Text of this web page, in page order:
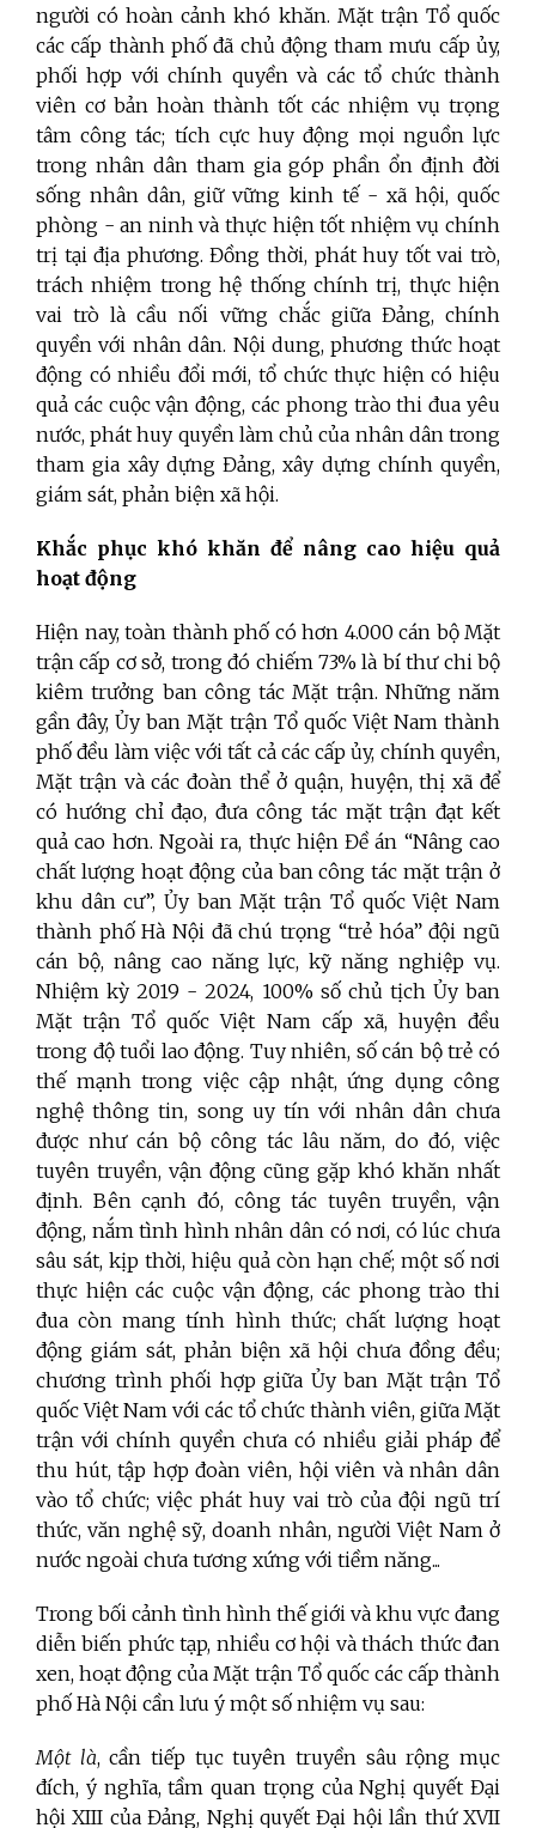
người có hoàn cảnh khó khăn. Mặt trận Tổ quốc
các cấp thành phố đã chủ động tham mưu cấp ủy,
phối hợp với chính quyền và các tổ chức thành
viên cơ bản hoàn thành tốt các nhiệm vụ trọng
tâm công tác; tích cực huy động mọi nguồn lực
trong nhân dân tham gia góp phần ổn định đời
sống nhân dân, giữ vững kinh tế - xã hội, quốc
phòng - an ninh và thực hiện tốt nhiệm vụ chính
trị tại địa phương. Đồng thời, phát huy tốt vai trò,
trách nhiệm trong hệ thống chính trị, thực hiện
vai trò là cầu nối vững chắc giữa Đảng, chính
quyền với nhân dân. Nội dung, phương thức hoạt
động có nhiều đổi mới, tổ chức thực hiện có hiệu
quả các cuộc vận động, các phong trào thi đua yêu
nước, phát huy quyền làm chủ của nhân dân trong
tham gia xây dựng Đảng, xây dựng chính quyền,
giám sát, phản biện xã hội.
Khắc phục khó khăn để nâng cao hiệu quả
hoạt động
Hiện nay, toàn thành phố có hơn 4.000 cán bộ Mặt
trận cấp cơ sở, trong đó chiếm 73% là bí thư chi bộ
kiêm trưởng ban công tác Mặt trận. Những năm
gần đây, Ủy ban Mặt trận Tổ quốc Việt Nam thành
phố đều làm việc với tất cả các cấp ủy, chính quyền,
Mặt trận và các đoàn thể ở quận, huyện, thị xã để
có hướng chỉ đạo, đưa công tác mặt trận đạt kết
quả cao hơn. Ngoài ra, thực hiện Đề án “Nâng cao
chất lượng hoạt động của ban công tác mặt trận ở
khu dân cư”, Ủy ban Mặt trận Tổ quốc Việt Nam
thành phố Hà Nội đã chú trọng “trẻ hóa” đội ngũ
cán bộ, nâng cao năng lực, kỹ năng nghiệp vụ.
Nhiệm kỳ 2019 - 2024, 100% số chủ tịch Ủy ban
Mặt trận Tổ quốc Việt Nam cấp xã, huyện đều
trong độ tuổi lao động. Tuy nhiên, số cán bộ trẻ có
thế mạnh trong việc cập nhật, ứng dụng công
nghệ thông tin, song uy tín với nhân dân chưa
được như cán bộ công tác lâu năm, do đó, việc
tuyên truyền, vận động cũng gặp khó khăn nhất
định. Bên cạnh đó, công tác tuyên truyền, vận
động, nắm tình hình nhân dân có nơi, có lúc chưa
sâu sát, kịp thời, hiệu quả còn hạn chế; một số nơi
thực hiện các cuộc vận động, các phong trào thi
đua còn mang tính hình thức; chất lượng hoạt
động giám sát, phản biện xã hội chưa đồng đều;
chương trình phối hợp giữa Ủy ban Mặt trận Tổ
quốc Việt Nam với các tổ chức thành viên, giữa Mặt
trận với chính quyền chưa có nhiều giải pháp để
thu hút, tập hợp đoàn viên, hội viên và nhân dân
vào tổ chức; việc phát huy vai trò của đội ngũ trí
thức, văn nghệ sỹ, doanh nhân, người Việt Nam ở
nước ngoài chưa tương xứng với tiềm năng...
Trong bối cảnh tình hình thế giới và khu vực đang
diễn biến phức tạp, nhiều cơ hội và thách thức đan
xen, hoạt động của Mặt trận Tổ quốc các cấp thành
phố Hà Nội cần lưu ý một số nhiệm vụ sau:
Một là, cần tiếp tục tuyên truyền sâu rộng mục
đích, ý nghĩa, tầm quan trọng của Nghị quyết Đại
hội XIII của Đảng, Nghị quyết Đại hội lần thứ XVII